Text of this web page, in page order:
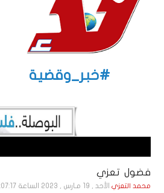
#خبر_وقضية
فضول تعزي
محمد التعزي الأحد , 19 مـارس , 2023 الساعة 8:07:17 PM